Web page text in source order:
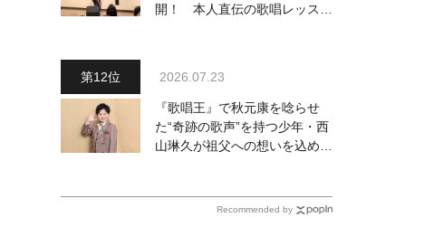
開！ 本人直伝の歌唱レッスン
2026.07.23
『歌唱王』で秋元康を唸らせ
た“奇跡の歌声”を持つ少年・西
山琳久が祖父への想いを込めた
Recommended by